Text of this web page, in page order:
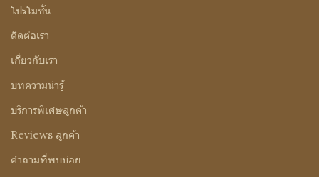
โปรโมชั่น
ติดต่อเรา
เกี่ยวกับเรา
บทความน่ารู้
บริการพิเศษลูกค้า
Reviews ลูกค้า
คำถามที่พบบ่อย